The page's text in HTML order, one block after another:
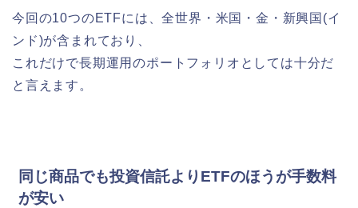
今回の10つのETFには、全世界・米国・金・新興国(イ
ンド)が含まれており、
これだけで長期運用のポートフォリオとしては十分だ
と言えます。
同じ商品でも投資信託よりETFのほうが手数料
が安い